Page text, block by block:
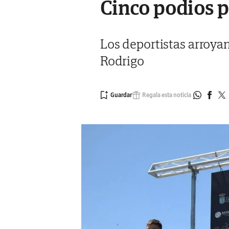
Cinco podios
Los deportistas
Rodrigo
Regala esta noticia